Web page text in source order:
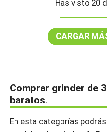
Has visto 20
CARGAR
Comprar grinder de
baratos.
En esta categorías